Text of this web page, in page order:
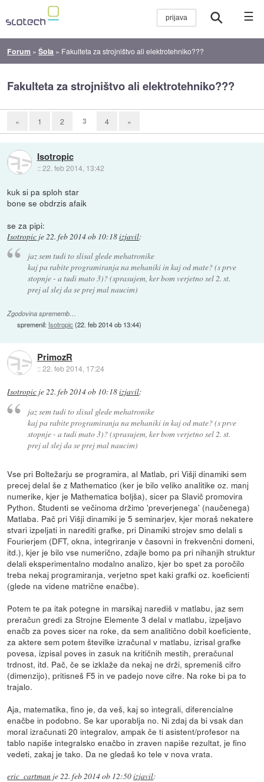
☰
Forum »Šola » Fakulteta za strojništvo ali elektrotehniko???
Fakulteta za strojništvo ali elektrotehniko???
« 1 2 3 4 »
Isotropic
::22. feb 2014, 13:42
kuk si pa sploh star
bone se obdrzis afaik
se za pipi:
Isotropic je22. feb 2014 ob 10:18izjavil:
jaz sem tudi to slisal glede mehatronike
kaj pa rabite programiranja na mehaniki in kaj od mate? (s prve
stopnje - a tudi mato 3)? (sprasujem, ker bom verjetno sel 2. st.
prej al slej da se prej mal naucim)
Zgodovina sprememb…
spremenil: Isotropic (22. feb 2014 ob 13:44)
PrimozR
::22. feb 2014, 17:24
Isotropic je22. feb 2014 ob 10:18izjavil:
jaz sem tudi to slisal glede mehatronike
kaj pa rabite programiranja na mehaniki in kaj od mate? (s prve
stopnje - a tudi mato 3)? (sprasujem, ker bom verjetno sel 2. st.
prej al slej da se prej mal naucim)
Vse pri Boltežarju se programira, al Matlab, pri Višji dinamiki sem
precej delal še z Mathematico (ker je bilo veliko analitike oz. manj
numerike, kjer je Mathematica boljša), sicer pa Slavič promovira
Python. Študenti se večinoma držimo 'preverjenega' (naučenega)
Matlaba. Pač pri Višji dinamiki je 5 seminarjev, kjer moraš nekatere
stvari izpeljati in narediti grafke, pri Dinamiki strojev smo delali s
Fourierjem (DFT, okna, integriranje v časovni in frekvenčni domeni,
itd.), kjer je bilo vse numerično, zdajle bomo pa pri nihanjih struktur
delali eksperimentalno modalno analizo, kjer bo spet za poročilo
treba nekaj programiranja, verjetno spet kaki grafki oz. koeficienti
(glede na videne matrične enačbe).
Potem te pa itak potegne in marsikaj narediš v matlabu, jaz sem
preračun gredi za Strojne Elemente 3 delal v matlabu, izpeljavo
enačb za poves sicer na roke, da sem analitično dobil koeficiente,
za aktere sem potem številke izračunal v matlabu, izrisal grafke
povesa, izpisal poves in zasuk na kritičnih mestih, preračunal
trdnost, itd. Pač, če se izklaže da nekaj ne drži, spremeniš cifro
(dimenzijo), pritisneš F5 in ve padejo nove cifre. Na roke bi pa to
trajalo.
Aja, matematika, fino je, da veš, kaj so integrali, diferencialne
enačbe in podobno. Se kar uporablja no. Ni zdaj da bi vsak dan
moral izračunati 20 integralov, ampak če ti asistent/profesor na
tablo napiše integralsko enačbo in zraven napiše rezultat, je fino
vedeti, zakaj je tako. Da ne gledaš ko tele v nova vrata.
eric_cartman je22. feb 2014 ob 12:50izjavil: